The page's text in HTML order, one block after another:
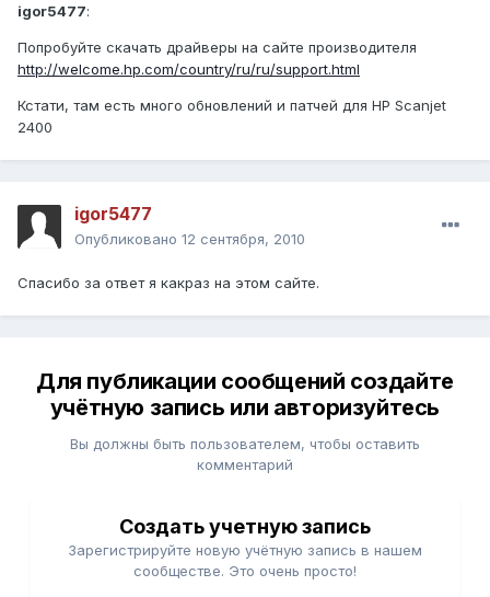
igor5477:
Попробуйте скачать драйверы на сайте производителя
http://welcome.hp.com/country/ru/ru/support.html
Кстати, там есть много обновлений и патчей для HP Scanjet
2400
igor5477
Опубликовано 12 сентября, 2010
Спасибо за ответ я какраз на этом сайте.
Для публикации сообщений создайте
учётную запись или авторизуйтесь
Вы должны быть пользователем, чтобы оставить
комментарий
Создать учетную запись
Зарегистрируйте новую учётную запись в нашем
сообществе. Это очень просто!